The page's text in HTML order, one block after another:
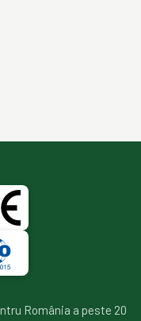
România a peste 20